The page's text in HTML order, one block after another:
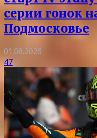
серии гонок
Подмосковье
01.08.2026
47